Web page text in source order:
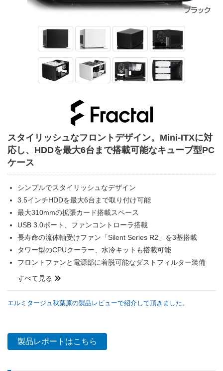
スタイリッシュなフロントデザイン。Mini-ITXに対
応し、HDDを最大6台まで搭載可能なキューブ型PC
ケース
シンプルでスタイリッシュなデザイン
3.5インチHDDを最大6台まで取り付け可能
最大310mmの拡張カード搭載スペース
USB 3.0ポート、ファンコントローラ搭載
長寿命の流体軸受けファン「Silent Series R2」を3基搭載
タワー型のCPUクーラー、水冷キットも搭載可能
フロントファンと電源部に着脱可能なダストフィルター装備
すべて見る
エルミタージュ秋葉原の製品レビューで紹介して頂きました。
製品レポートはこちら